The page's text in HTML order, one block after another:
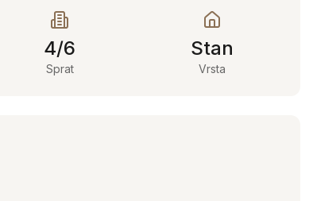
4/6
Sprat
Stan
Vrsta